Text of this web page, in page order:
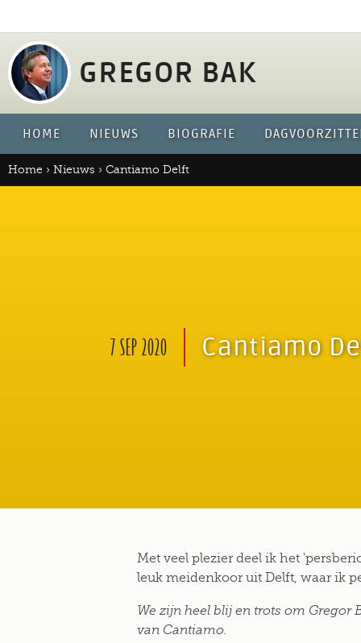
GREGOR BAK
HOME NIEUWS BIOGRAFIE
Home › Nieuws › Cantiamo Delft
7 SEP 2020 Cantiamo
Met veel plezier deel ik het
leuk meidenkoor uit Delft, waar ik
We zijn heel blij en trots om Gregor
van Cantiamo.